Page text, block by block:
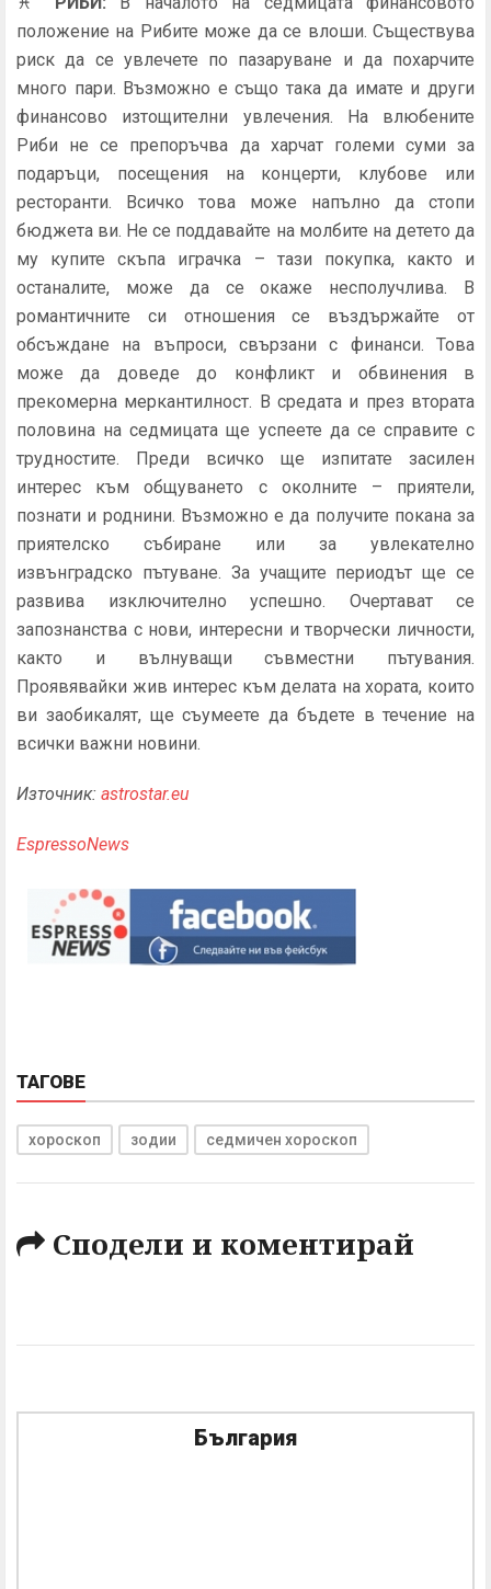
положение на Рибите може да се влоши. Съществува
риск да се увлечете по пазаруване и да похарчите
много пари. Възможно е също така да имате и други
финансово изтощителни увлечения. На влюбените
Риби не се препоръчва да харчат големи суми за
подаръци, посещения на концерти, клубове или
ресторанти. Всичко това може напълно да стопи
бюджета ви. Не се поддавайте на молбите на детето да
му купите скъпа играчка – тази покупка, както и
останалите, може да се окаже несполучлива. В
романтичните си отношения се въздържайте от
обсъждане на въпроси, свързани с финанси. Това
може да доведе до конфликт и обвинения в
прекомерна меркантилност. В средата и през втората
половина на седмицата ще успеете да се справите с
трудностите. Преди всичко ще изпитате засилен
интерес към общуването с околните – приятели,
познати и роднини. Възможно е да получите покана за
приятелско събиране или за увлекателно
извънградско пътуване. За учащите периодът ще се
развива изключително успешно. Очертават се
запознанства с нови, интересни и творчески личности,
както и вълнуващи съвместни пътувания.
Проявявайки жив интерес към делата на хората, които
ви заобикалят, ще съумеете да бъдете в течение на
всички важни новини.
Източник: astrostar.eu
EspressoNews
ТАГОВЕ
хороскоп зодии седмичен хороскоп
Сподели и коментирай
България